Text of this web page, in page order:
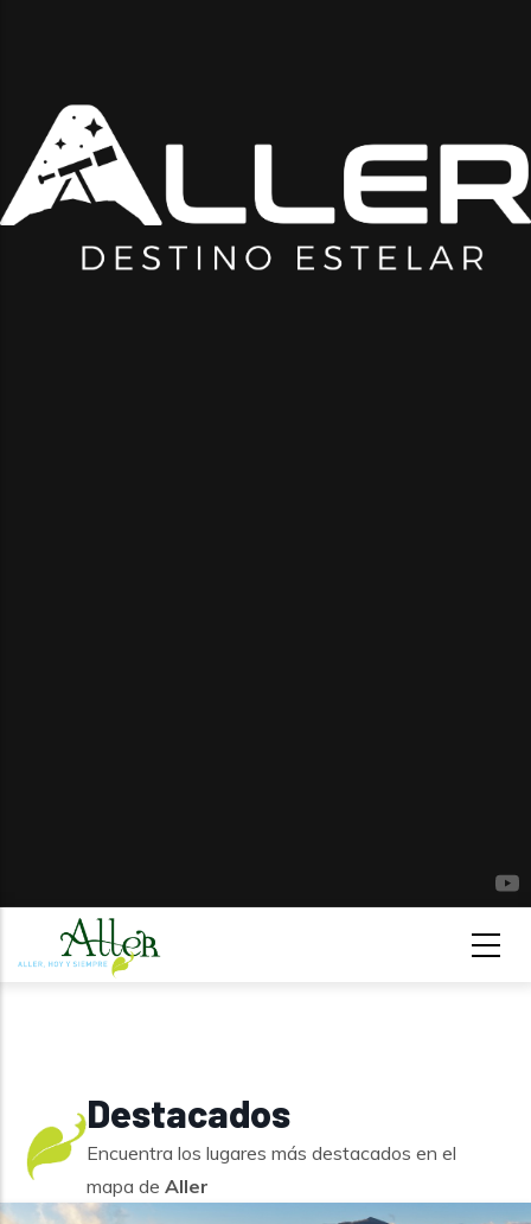
Destacados
Encuentra los lugares más destacados en el
mapa de Aller